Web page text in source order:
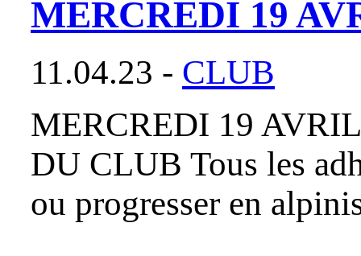
MERCREDI 19
11.04.23 - CLUB
MERCREDI 19
DU CLUB Tous les
ou progresser en